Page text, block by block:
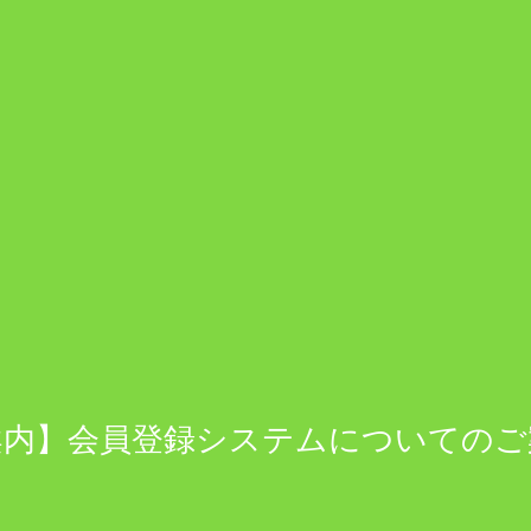
】会員登録システムについての